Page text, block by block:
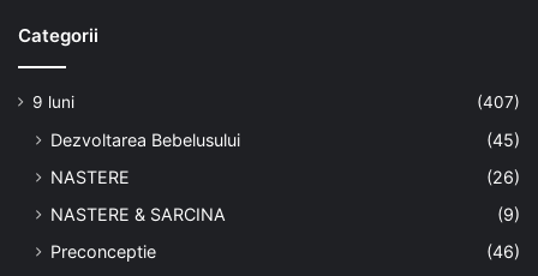
Categorii
9 luni (407)
Dezvoltarea Bebelusului
(45)
NASTERE
(26)
NASTERE & SARCINA
(9)
Preconceptie
(46)